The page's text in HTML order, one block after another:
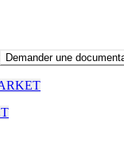
Demander une